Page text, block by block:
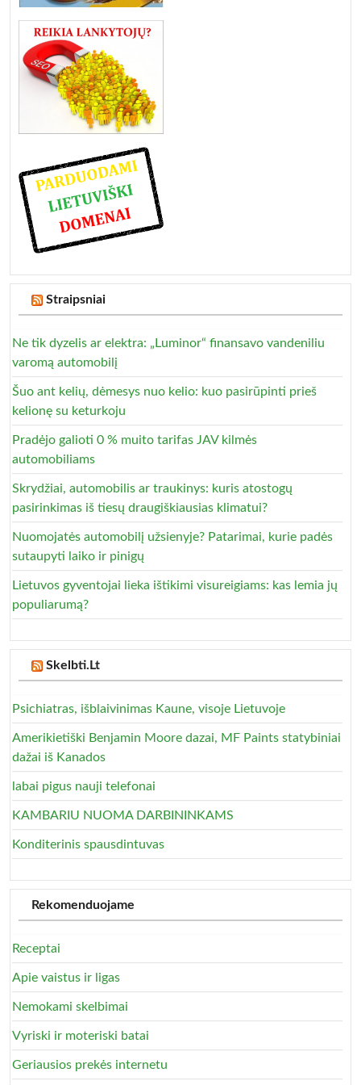
Straipsniai
Ne tik dyzelis ar elektra: „Luminor“ finansavo vandeniliu
varomą automobilį
Šuo ant kelių, dėmesys nuo kelio: kuo pasirūpinti prieš
kelionę su keturkoju
Pradėjo galioti 0 % muito tarifas JAV kilmės
automobiliams
Skrydžiai, automobilis ar traukinys: kuris atostogų
pasirinkimas iš tiesų draugiškiausias klimatui?
Nuomojatės automobilį užsienyje? Patarimai, kurie padės
sutaupyti laiko ir pinigų
Lietuvos gyventojai lieka ištikimi visureigiams: kas lemia jų
populiarumą?
Skelbti.Lt
Psichiatras, išblaivinimas Kaune, visoje Lietuvoje
Amerikietiški Benjamin Moore dazai, MF Paints statybiniai
dažai iš Kanados
labai pigus nauji telefonai
KAMBARIU NUOMA DARBININKAMS
Konditerinis spausdintuvas
Rekomenduojame
Receptai
Apie vaistus ir ligas
Nemokami skelbimai
Vyriski ir moteriski batai
Geriausios prekės internetu